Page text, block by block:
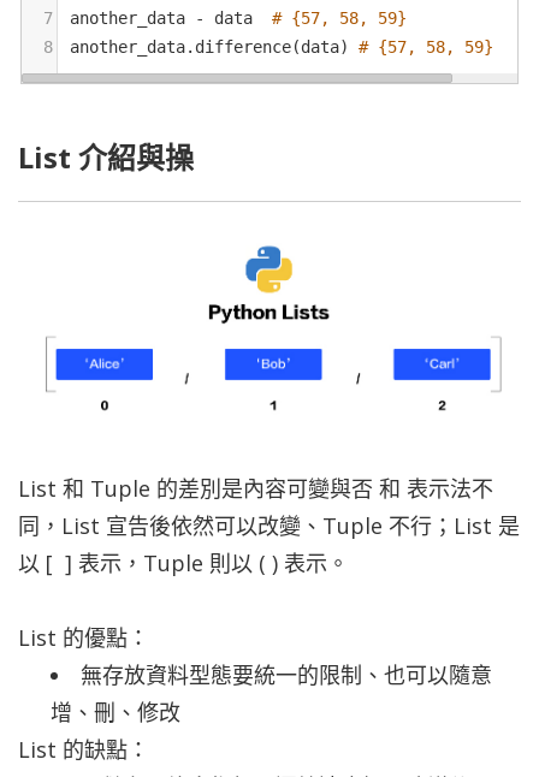
7
another_data - data
# {57, 58, 59}
8
another_data. difference(data) # {57, 58, 59}
List 介紹與操
List 和 Tuple 的差別是內容可變與否 和 表示法不
同，List 宣告後依然可以改變、Tuple 不行；List 是
以 [ ] 表示，Tuple 則以 ( ) 表示。
List 的優點：
無存放資料型態要統一的限制、也可以隨意
增、刪、修改
List 的缺點：